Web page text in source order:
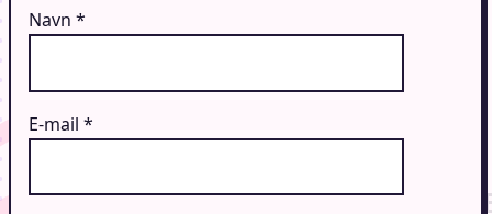
Navn *
E-mail *